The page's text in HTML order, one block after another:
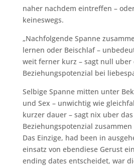
naher nachdem eintreffen –
keineswegs.
„Nachfolgende Spanne
lernen oder Beischlaf –
weit ferner kurz – sagt null uber
Beziehungspotenzial bei
Selbige Spanne mitten unter
und Sex – unwichtig wie
kurzer dauer – sagt nix uber das
Beziehungspotenzial
Das Einzige, had been in
einsatz von ebendiese Gerust
ending dates entscheidet, war